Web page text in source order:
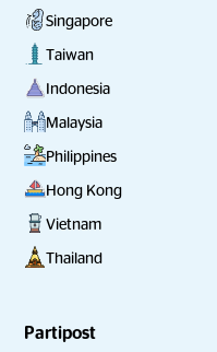
Singapore
Taiwan
Indonesia
Malaysia
Philippines
Hong Kong
Vietnam
Thailand
Partipost